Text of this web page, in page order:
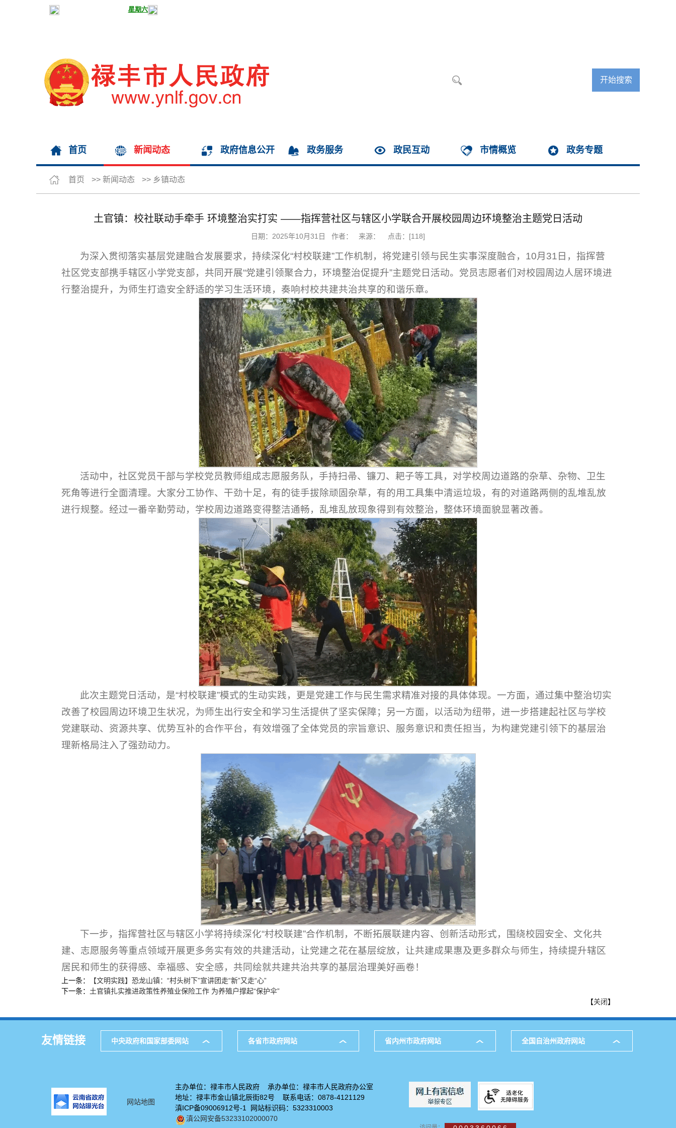
首页 新闻动态 政府信息公开 政务服务 政民互动 市情概览 政务专题
首页 >> 新闻动态 >> 乡镇动态
土官镇：校社联动手牵手 环境整治实打实 ——指挥营社区与辖区小学联合开展校园周边环境整治主题党日活动
日期：2025年10月31日 作者： 来源： 点击：[118]
为深入贯彻落实基层党建融合发展要求，持续深化“村校联建”工作机制，将党建引领与民生实事深度融合，10月31日，指挥营
社区党支部携手辖区小学党支部，共同开展“党建引领聚合力，环境整治促提升”主题党日活动。党员志愿者们对校园周边人居环境进
行整治提升，为师生打造安全舒适的学习生活环境，奏响村校共建共治共享的和谐乐章。
活动中，社区党员干部与学校党员教师组成志愿服务队，手持扫帚、镰刀、耙子等工具，对学校周边道路的杂草、杂物、卫生
死角等进行全面清理。大家分工协作、干劲十足，有的徒手拔除顽固杂草，有的用工具集中清运垃圾，有的对道路两侧的乱堆乱放
进行规整。经过一番辛勤劳动，学校周边道路变得整洁通畅，乱堆乱放现象得到有效整治，整体环境面貌显著改善。
此次主题党日活动，是“村校联建”模式的生动实践，更是党建工作与民生需求精准对接的具体体现。一方面，通过集中整治切实
改善了校园周边环境卫生状况，为师生出行安全和学习生活提供了坚实保障；另一方面，以活动为纽带，进一步搭建起社区与学校
党建联动、资源共享、优势互补的合作平台，有效增强了全体党员的宗旨意识、服务意识和责任担当，为构建党建引领下的基层治
理新格局注入了强劲动力。
下一步，指挥营社区与辖区小学将持续深化“村校联建”合作机制，不断拓展联建内容、创新活动形式，围绕校园安全、文化共
建、志愿服务等重点领域开展更多务实有效的共建活动，让党建之花在基层绽放，让共建成果惠及更多群众与师生，持续提升辖区
居民和师生的获得感、幸福感、安全感，共同绘就共建共治共享的基层治理美好画卷！
上一条：
【文明实践】恐龙山镇：“村头树下”宣讲团走“新”又走“心”
下一条： 土官镇扎实推进政策性养殖业保险工作 为养殖户撑起“保护伞”
【关闭】
友情链接 中央政府和国家部委网站 各省市政府网站 省内州市政府网站 全国自治州政府网站
网站地图
主办单位：禄丰市人民政府 承办单位：禄丰市人民政府办公室
地址：禄丰市金山镇北辰街82号 联系电话：0878-4121129
滇ICP备09006912号-1 网站标识码：5323310003
滇公网安备53233102000070